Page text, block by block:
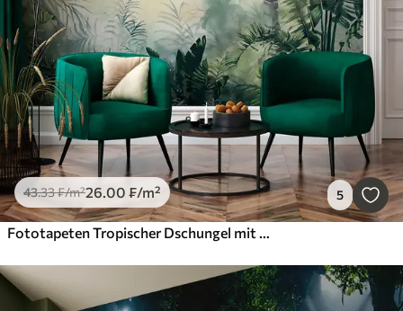
43.33₣/m²26.00 ₣/m² 5
Fototapeten Tropischer Dschungel mit Palmen